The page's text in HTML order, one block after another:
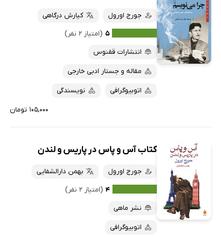
جورج اورول
کیارش درگاهی
۵ (امتیاز ۲ نفر)
انتشارات ققنوس
مقاله و جستار ادبی خارجی
اتوبیوگرافی نویسندگی
۱۰۵,۰۰۰ تومان
کتاب آس و پاس در پاریس و لندن
جورج اورول
بهمن دارالشفایی
۴ (امتیاز ۲ نفر)
نشر ماهی
اتوبیوگرافی